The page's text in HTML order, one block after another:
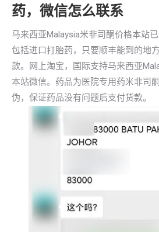
药，微信怎么联系
马来西亚Malaysia米非司酮价格本站
包括进口打胎药，只要顺丰能到的地
款。网上淘宝，国际支持马来西亚
本站微信。药品为医院专用药米非司
伪，保证药品没有问题后支付货款。